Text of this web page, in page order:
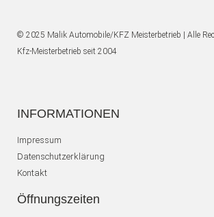
© 2025 Malik Automobile/KFZ Meisterbetrieb | Alle
Kfz-Meisterbetrieb seit 2004
INFORMATIONEN
Impressum
Datenschutzerklärung
Kontakt
Öffnungszeiten